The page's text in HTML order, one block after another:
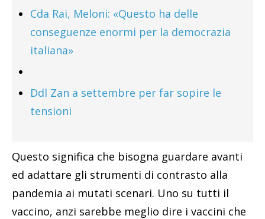
Cda Rai, Meloni: «Questo ha delle
conseguenze enormi per la democrazia
italiana»
Ddl Zan a settembre per far sopire le
tensioni
Questo significa che bisogna guardare avanti
ed adattare gli strumenti di contrasto alla
pandemia ai mutati scenari. Uno su tutti il
vaccino, anzi sarebbe meglio dire i vaccini che